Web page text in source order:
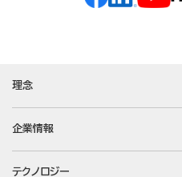
理念
企業情報
テクノロジー